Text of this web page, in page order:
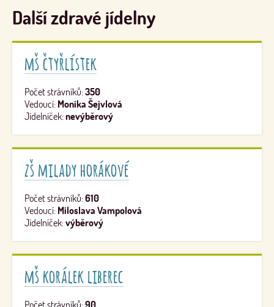
Další zdravé jídelny
mš čtyřlístek
Počet strávníků:350
Vedoucí: Monika Šejvlová
Jídelníček:nevýběrový
zš milady horákové
Počet strávníků:610
Vedoucí: Miloslava Vampolová
Jídelníček:výběrový
mš korálek liberec
Počet strávníků:90